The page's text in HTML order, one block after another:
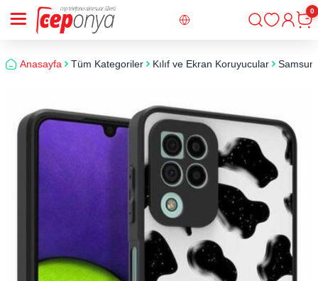
Giriş
0
Anasayfa Tüm Kategoriler Kılıf ve Ekran Koruyucular